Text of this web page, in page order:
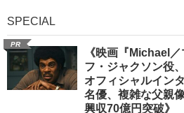
SPECIAL
PR
《映画『Michael
フ・ジャクソン役
オフィシャルイン
名優、複雑な父親
興収70億円突破》